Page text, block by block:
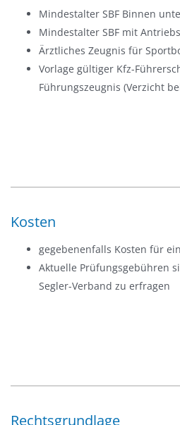
Mindestalter SBF Binnen
Mindestalter SBF mit
Ärztliches Zeugnis für
Vorlage gültiger Kfz-
Führungszeugnis (Verzicht
Kosten
gegebenenfalls Kosten für
Aktuelle Prüfungsgebühren
Segler-Verband zu erfragen
Rechtsgrundlage